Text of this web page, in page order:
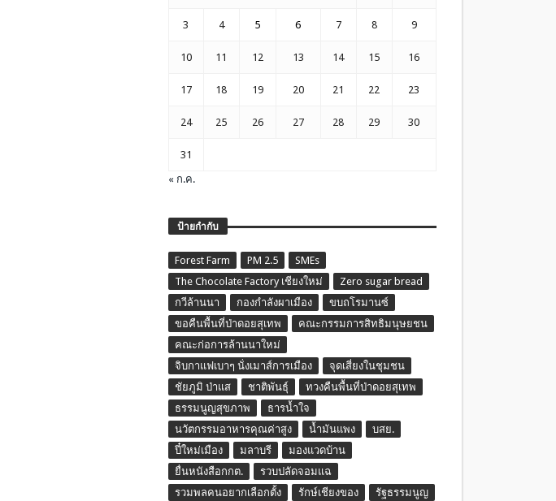
3 4 5 6 7 8 9
10 11 12 13 14 15 16
17 18 19 20 21 22 23
24 25 26 27 28 29 30
31
« ก.ค.
ป้ายกำกับ
Forest Farm PM 2.5
SMEs
The Chocolate Factory เชียงใหม่
Zero sugar bread
กวีล้านนา
กองกำลังผาเมือง
ขบถโรมานซ์
ขอคืนพื้นที่ป่าดอยสุเทพ
คณะกรรมการสิทธิมนุษยชน
คณะก่อการล้านนาใหม่
จิบกาแฟเบาๆ นั่งเมาส์การเมือง
จุดเสี่ยงในชุมชน
ชัยภูมิ ป่าแส
ชาติพันธุ์
ทวงคืนพื้นที่ป่าดอยสุเทพ
ธรรมนูญสุขภาพ
ธารน้ำใจ
นวัตกรรมอาหารคุณค่าสูง
น้ำมันแพง
บสย.
ปี๋ใหม่เมือง
มลาบรี
มองแวดบ้าน
ยื่นหนังสือกกต.
รวบปลัดจอมแฉ
รวมพลคนอยากเลือกตั้ง
รักษ์เชียงของ รัฐธรรมนูญ